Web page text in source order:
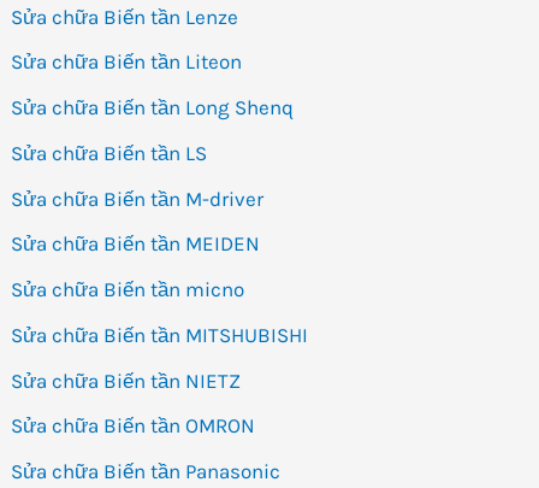
Sửa chữa Biến tần Lenze
Sửa chữa Biến tần Liteon
Sửa chữa Biến tần Long Shenq
Sửa chữa Biến tần LS
Sửa chữa Biến tần M-driver
Sửa chữa Biến tần MEIDEN
Sửa chữa Biến tần micno
Sửa chữa Biến tần MITSHUBISHI
Sửa chữa Biến tần NIETZ
Sửa chữa Biến tần OMRON
Sửa chữa Biến tần Panasonic